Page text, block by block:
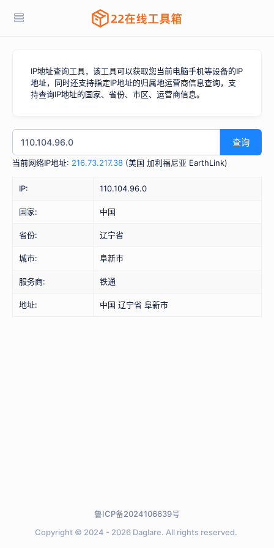
IP地址查询工具，该工具可以获取您当前电脑手机等设备的IP
地址，同时还支持指定IP地址的归属地运营商信息查询，支
持查询IP地址的国家、省份、市区、运营商信息。
查询
当前网络IP地址: 216.73.217.38 (美国 加利福尼亚 EarthLink)
IP: 110.104.96.0
国家: 中国
省份: 辽宁省
城市: 阜新市
服务商: 铁通
地址: 中国 辽宁省 阜新市
Copyright © 2024 - 2026 Daglare. All rights reserved.
鲁ICP备2024106639号